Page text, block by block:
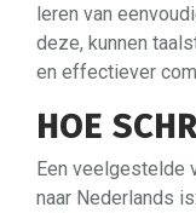
leren van
deze, kunnen
en effectiever
HOE
Een veelgestelde
naar Nederlands